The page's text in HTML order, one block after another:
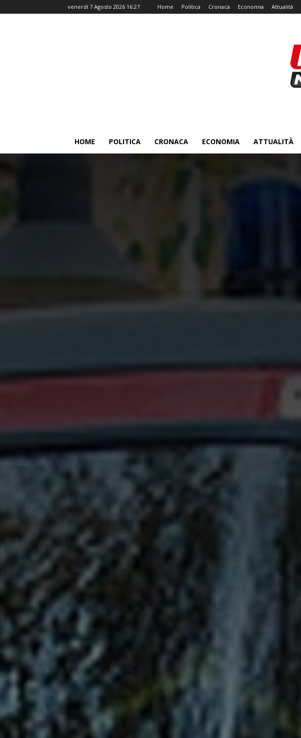
venerdì 7 Agosto 2026 16:27 Home Politica Cronaca Economia Attualità
HOME POLITICA CRONACA ECONOMIA ATTUALITÀ